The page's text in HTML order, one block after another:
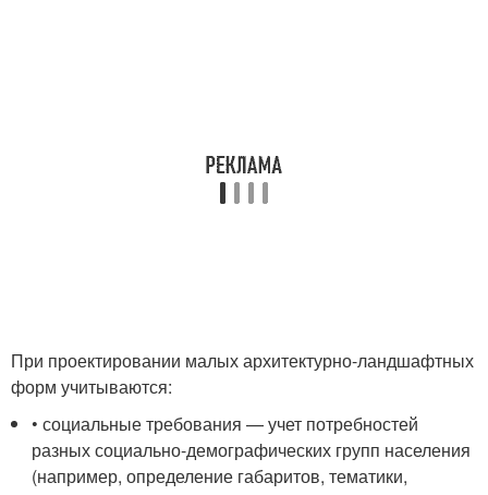
При проектировании малых архитектурно-ландшафтных
форм учитываются:
• социальные требования — учет потребностей
разных социально-демографических групп населения
(например, определение габаритов, тематики,